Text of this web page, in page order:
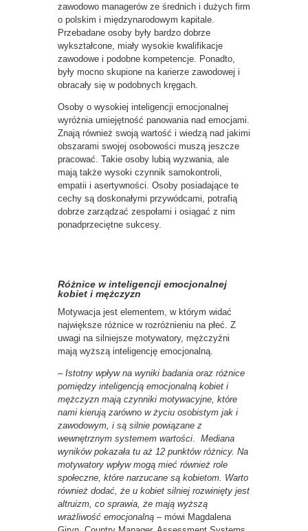
zawodowo managerów ze średnich i dużych firm
o polskim i międzynarodowym kapitale.
Przebadane osoby były bardzo dobrze
wykształcone, miały wysokie kwalifikacje
zawodowe i podobne kompetencje. Ponadto,
były mocno skupione na karierze zawodowej i
obracały się w podobnych kręgach.
Osoby o wysokiej inteligencji emocjonalnej
wyróżnia umiejętność panowania nad emocjami.
Znają również swoją wartość i wiedzą nad jakimi
obszarami swojej osobowości muszą jeszcze
pracować. Takie osoby lubią wyzwania, ale
mają także wysoki czynnik samokontroli,
empatii i asertywności. Osoby posiadające te
cechy są doskonałymi przywódcami, potrafią
dobrze zarządzać zespołami i osiągać z nim
ponadprzeciętne sukcesy.
Różnice w inteligencji emocjonalnej
kobiet i mężczyzn
Motywacja jest elementem, w którym widać
największe różnice w rozróżnieniu na płeć. Z
uwagi na silniejsze motywatory, mężczyźni
mają wyższą inteligencję emocjonalną.
– Istotny wpływ na wyniki badania oraz różnice
pomiędzy inteligencją emocjonalną kobiet i
mężczyzn mają czynniki motywacyjne, które
nami kierują zarówno w życiu osobistym jak i
zawodowym, i są silnie powiązane z
wewnętrznym systemem wartości. Mediana
wyników pokazała tu aż 12 punktów różnicy. Na
motywatory wpływ mogą mieć również role
społeczne, które narzucane są kobietom. Warto
również dodać, że u kobiet silniej rozwinięty jest
altruizm, co sprawia, że mają wyższą
wrażliwość emocjonalną – mówi Magdalena